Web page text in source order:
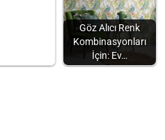
Göz Alıcı Renk
Kombinasyonları
İçin: Ev…